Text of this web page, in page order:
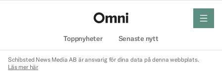
Toppnyheter Senaste nytt
meny
Schibsted News Media AB är ansvarig för dina data på denna webbplats.
Läs mer här